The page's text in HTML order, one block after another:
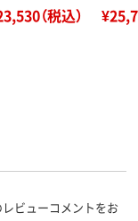
（税込）
ビューコメントをお